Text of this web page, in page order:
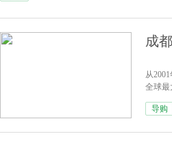
成
从
全球最
导购